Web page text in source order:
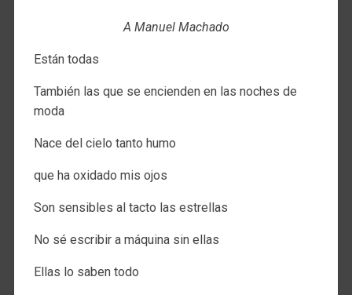
A Manuel Machado
Están todas
También las que se encienden en las noches de
moda
Nace del cielo tanto humo
que ha oxidado mis ojos
Son sensibles al tacto las estrellas
No sé escribir a máquina sin ellas
Ellas lo saben todo